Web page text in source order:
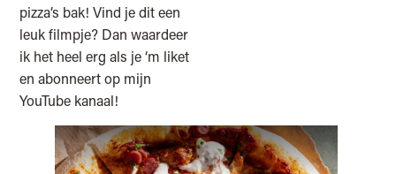
pizza’s bak! Vind je dit een
leuk filmpje? Dan waardeer
ik het heel erg als je ‘m liket
en abonneert op mijn
YouTube kanaal!